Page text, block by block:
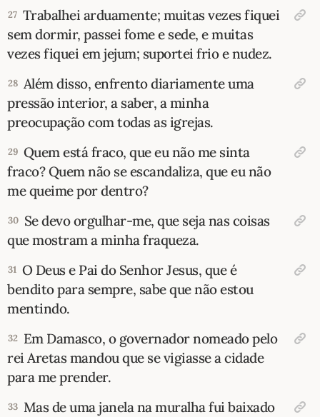
27 Trabalhei arduamente; muitas vezes fiquei
sem dormir, passei fome e sede, e muitas
vezes fiquei em jejum; suportei frio e nudez.
28 Além disso, enfrento diariamente uma
pressão interior, a saber, a minha
preocupação com todas as igrejas.
29 Quem está fraco, que eu não me sinta
fraco? Quem não se escandaliza, que eu não
me queime por dentro?
30 Se devo orgulhar-me, que seja nas coisas
que mostram a minha fraqueza.
31 O Deus e Pai do Senhor Jesus, que é
bendito para sempre, sabe que não estou
mentindo.
32 Em Damasco, o governador nomeado pelo
rei Aretas mandou que se vigiasse a cidade
para me prender.
33 Mas de uma janela na muralha fui baixado